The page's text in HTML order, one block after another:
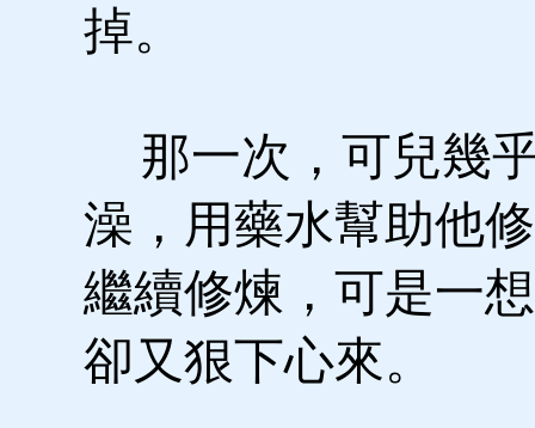
掉。
那一次，可兒幾
澡，用藥水幫助他
繼續修煉，可是一
卻又狠下心來。